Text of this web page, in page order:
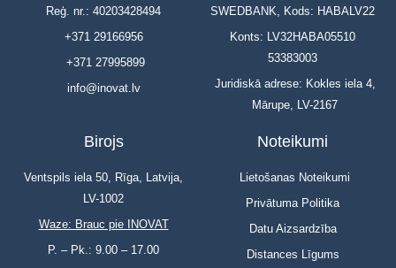
Reģ. nr.: 40203428494
+371 29166956
+371 27995899
info@inovat.lv
SWEDBANK, Kods: HABALV22
Konts: LV32HABA05510
53383003
Juridiskā adrese: Kokles iela 4,
Mārupe, LV-2167
Birojs
Ventspils iela 50, Rīga, Latvija,
LV-1002
Waze: Brauc pie INOVAT
P. – Pk.: 9.00 – 17.00
Noteikumi
Lietošanas Noteikumi
Privātuma Politika
Datu Aizsardzība
Distances Līgums